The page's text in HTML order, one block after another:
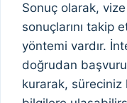
Sonuç olarak, vize
sonuçlarını takip
yöntemi vardır.
doğrudan
kurarak, süreciniz